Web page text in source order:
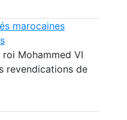
marocaines
Mohammed VI
revendications de